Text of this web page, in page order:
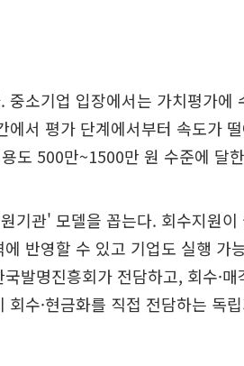
소기업 입장에서는 가치평가에
에서 평가 단계에서부터 속도가
도 500만~1500만 원 수준에 달
기관' 모델을 꼽는다. 회수지원이
반영할 수 있고 기업도 실행 가
발명진흥회가 전담하고, 회수·
수·현금화를 직접 전담하는 독